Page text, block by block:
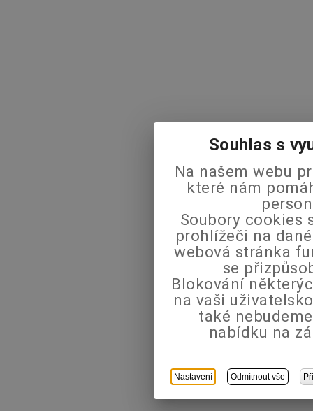
Souhlas s
Na našem webu
které nám
Soubory cookies
prohlížeči na
webová stránka
se
Blokování
na vaši
také
nabídku na
Nastavení Odmítnout vše